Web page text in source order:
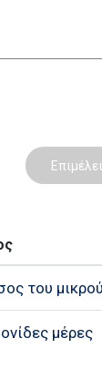
του
μέρες